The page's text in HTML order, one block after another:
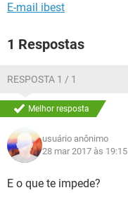
E-mail ibest
1 Respostas
RESPOSTA 1 / 1
Melhor resposta
usuário anônimo
28 mar 2017 às 19:15
E o que te impede?